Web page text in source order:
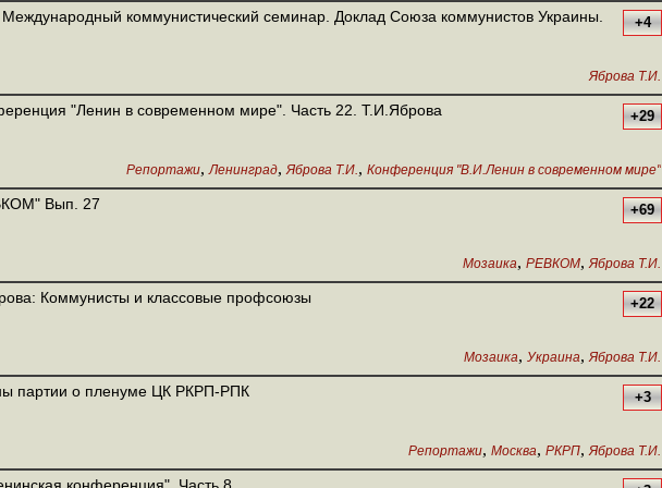
коммунистический семинар. Доклад Союза коммунистов Украины. +4
Яброва Т.И.
"Ленин в современном мире". Часть 22. Т.И.Яброва +29
Репортажи, Ленинград, Яброва Т.И., Конференция "В.И.Ленин в современном мире"
Вып. 27 +69
Мозаика, РЕВКОМ, Яброва Т.И.
Коммунисты и классовые профсоюзы +22
Мозаика, Украина, Яброва Т.И.
партии о пленуме ЦК РКРП-РПК +3
Репортажи, Москва, РКРП, Яброва Т.И.